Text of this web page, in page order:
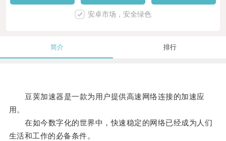
安卓市场，安全绿色
简介 排行
豆荚加速器是一款为用户提供高速网络连接的加速应
用。
在如今数字化的世界中，快速稳定的网络已经成为人们
生活和工作的必备条件。